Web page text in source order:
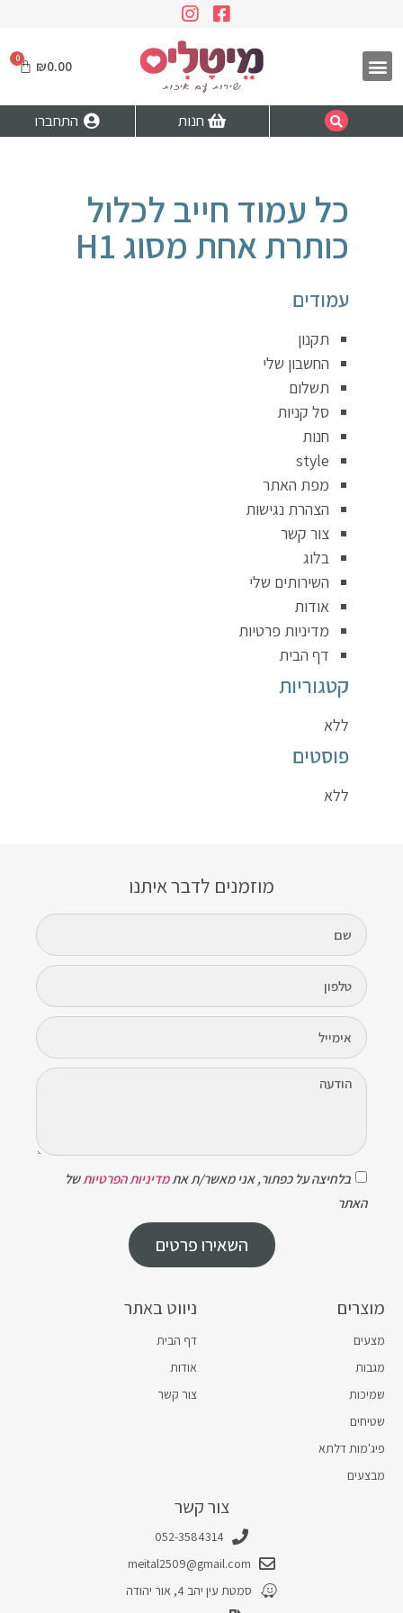
₪0.00
חנות התחברו
כל עמוד חייב לכלול
כותרת אחת מסוג H1
עמודים
תקנון
החשבון שלי
תשלום
סל קניות
חנות
style
מפת האתר
הצהרת נגישות
צור קשר
בלוג
השירותים שלי
אודות
מדיניות פרטיות
דף הבית
קטגוריות
ללא
פוסטים
ללא
צור קשר
052-3584314
meital2509@gmail.com
סמטת עין יהב 4, אור יהודה
ניווט באתר
דף הבית
אודות
צור קשר
מוצרים
מצעים
מגבות
שמיכות
שטיחים
פיג'מות דלתא
מבצעים
מוזמנים לדבר איתנו
בלחיצה על כפתור, אני מאשר/ת אתמדיניות הפרטיותשל
האתר
השאירו פרטים